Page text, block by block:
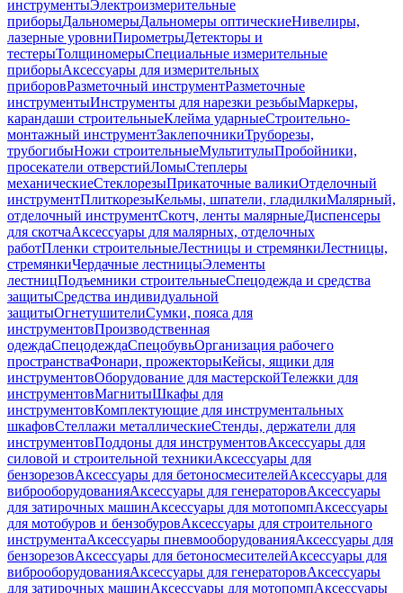
инструментыЭлектроизмерительные
приборыДальномерыДальномеры оптическиеНивелиры,
лазерные уровниПирометрыДетекторы и
тестерыТолщиномерыСпециальные измерительные
приборыАксессуары для измерительных
приборовРазметочный инструментРазметочные
инструментыИнструменты для нарезки резьбыМаркеры,
карандаши строительныеКлейма ударныеСтроительно-
монтажный инструментЗаклепочникиТруборезы,
трубогибыНожи строительныеМультитулыПробойники,
просекатели отверстийЛомыСтеплеры
механическиеСтеклорезыПрикаточные валикиОтделочный
инструментПлиткорезыКельмы, шпатели, гладилкиМалярный,
отделочный инструментСкотч, ленты малярныеДиспенсеры
для скотчаАксессуары для малярных, отделочных
работПленки строительныеЛестницы и стремянкиЛестницы,
стремянкиЧердачные лестницыЭлементы
лестницПодъемники строительныеСпецодежда и средства
защитыСредства индивидуальной
защитыОгнетушителиСумки, пояса для
инструментовПроизводственная
одеждаСпецодеждаСпецобувьОрганизация рабочего
пространстваФонари, прожекторыКейсы, ящики для
инструментовОборудование для мастерскойТележки для
инструментовМагнитыШкафы для
инструментовКомплектующие для инструментальных
шкафовСтеллажи металлическиеСтенды, держатели для
инструментовПоддоны для инструментовАксессуары для
силовой и строительной техникиАксессуары для
бензорезовАксессуары для бетоносмесителейАксессуары для
виброоборудованияАксессуары для генераторовАксессуары
для затирочных машинАксессуары для мотопомпАксессуары
для мотобуров и бензобуровАксессуары для строительного
инструментаАксессуары пневмооборудованияАксессуары для
бензорезовАксессуары для бетоносмесителейАксессуары для
виброоборудованияАксессуары для генераторовАксессуары
для затирочных машинАксессуары для мотопомпАксессуары